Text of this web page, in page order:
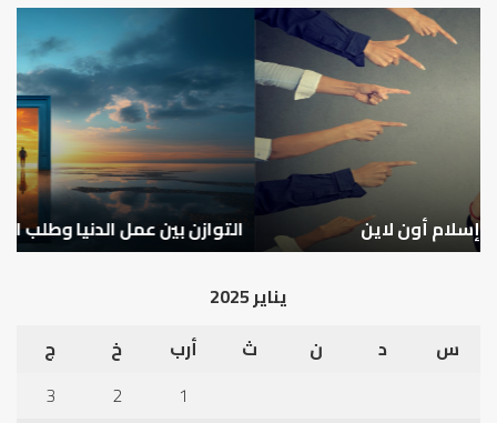
التوازن
التوازن بين عمل الدنيا وطلب الآخرة
يناير 2025
س
د ن ث أرب خ
ج
1
2
3